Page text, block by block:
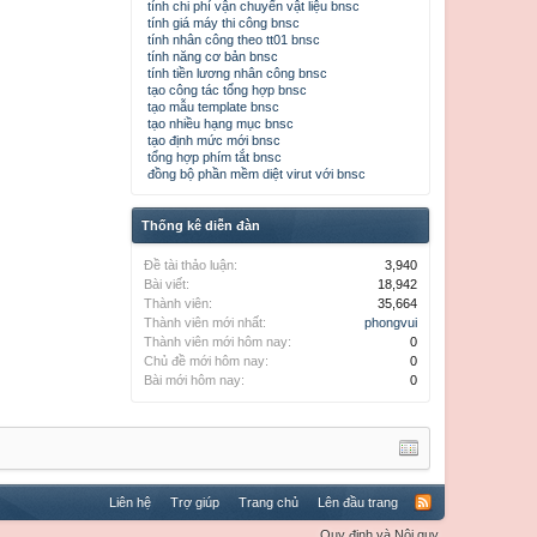
tính chi phí vận chuyển vật liệu bnsc
tính giá máy thi công bnsc
tính nhân công theo tt01 bnsc
tính năng cơ bản bnsc
tính tiền lương nhân công bnsc
tạo công tác tổng hợp bnsc
tạo mẫu template bnsc
tạo nhiều hạng mục bnsc
tạo định mức mới bnsc
tổng hợp phím tắt bnsc
đồng bộ phần mềm diệt virut với bnsc
Thống kê diễn đàn
Đề tài thảo luận:
3,940
Bài viết:
18,942
Thành viên:
35,664
Thành viên mới nhất:
phongvui
Thành viên mới hôm nay:
0
Chủ đề mới hôm nay:
0
Bài mới hôm nay:
0
Liên hệ Trợ giúp Trang chủ Lên đầu trang